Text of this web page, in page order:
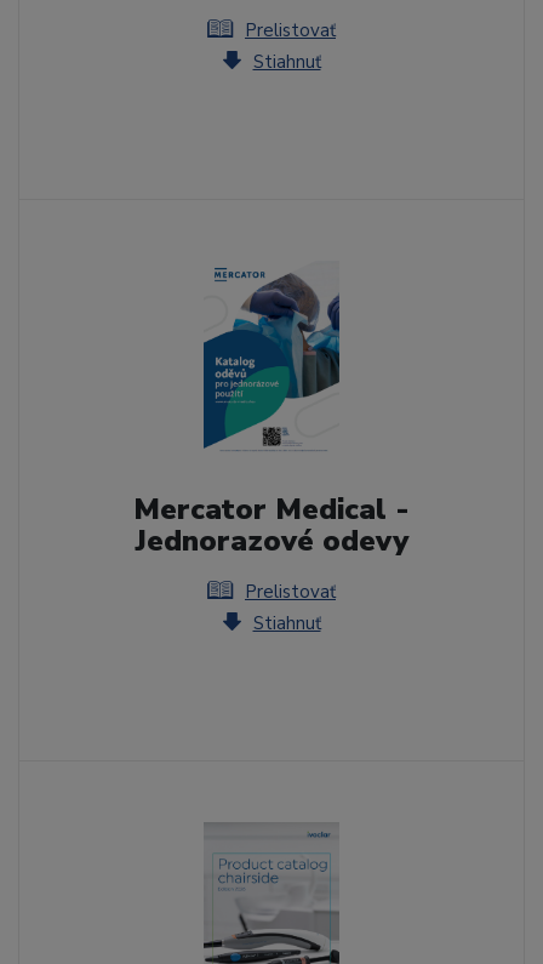
Prelistovať
Stiahnuť
Mercator Medical -
Jednorazové odevy
Prelistovať
Stiahnuť